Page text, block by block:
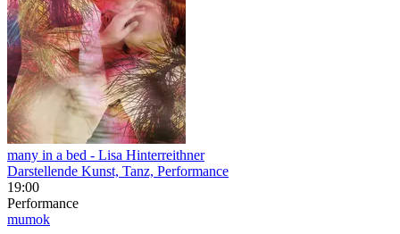
many in a bed - Lisa Hinterreithner
Darstellende Kunst, Tanz, Performance
19:00
Performance
mumok